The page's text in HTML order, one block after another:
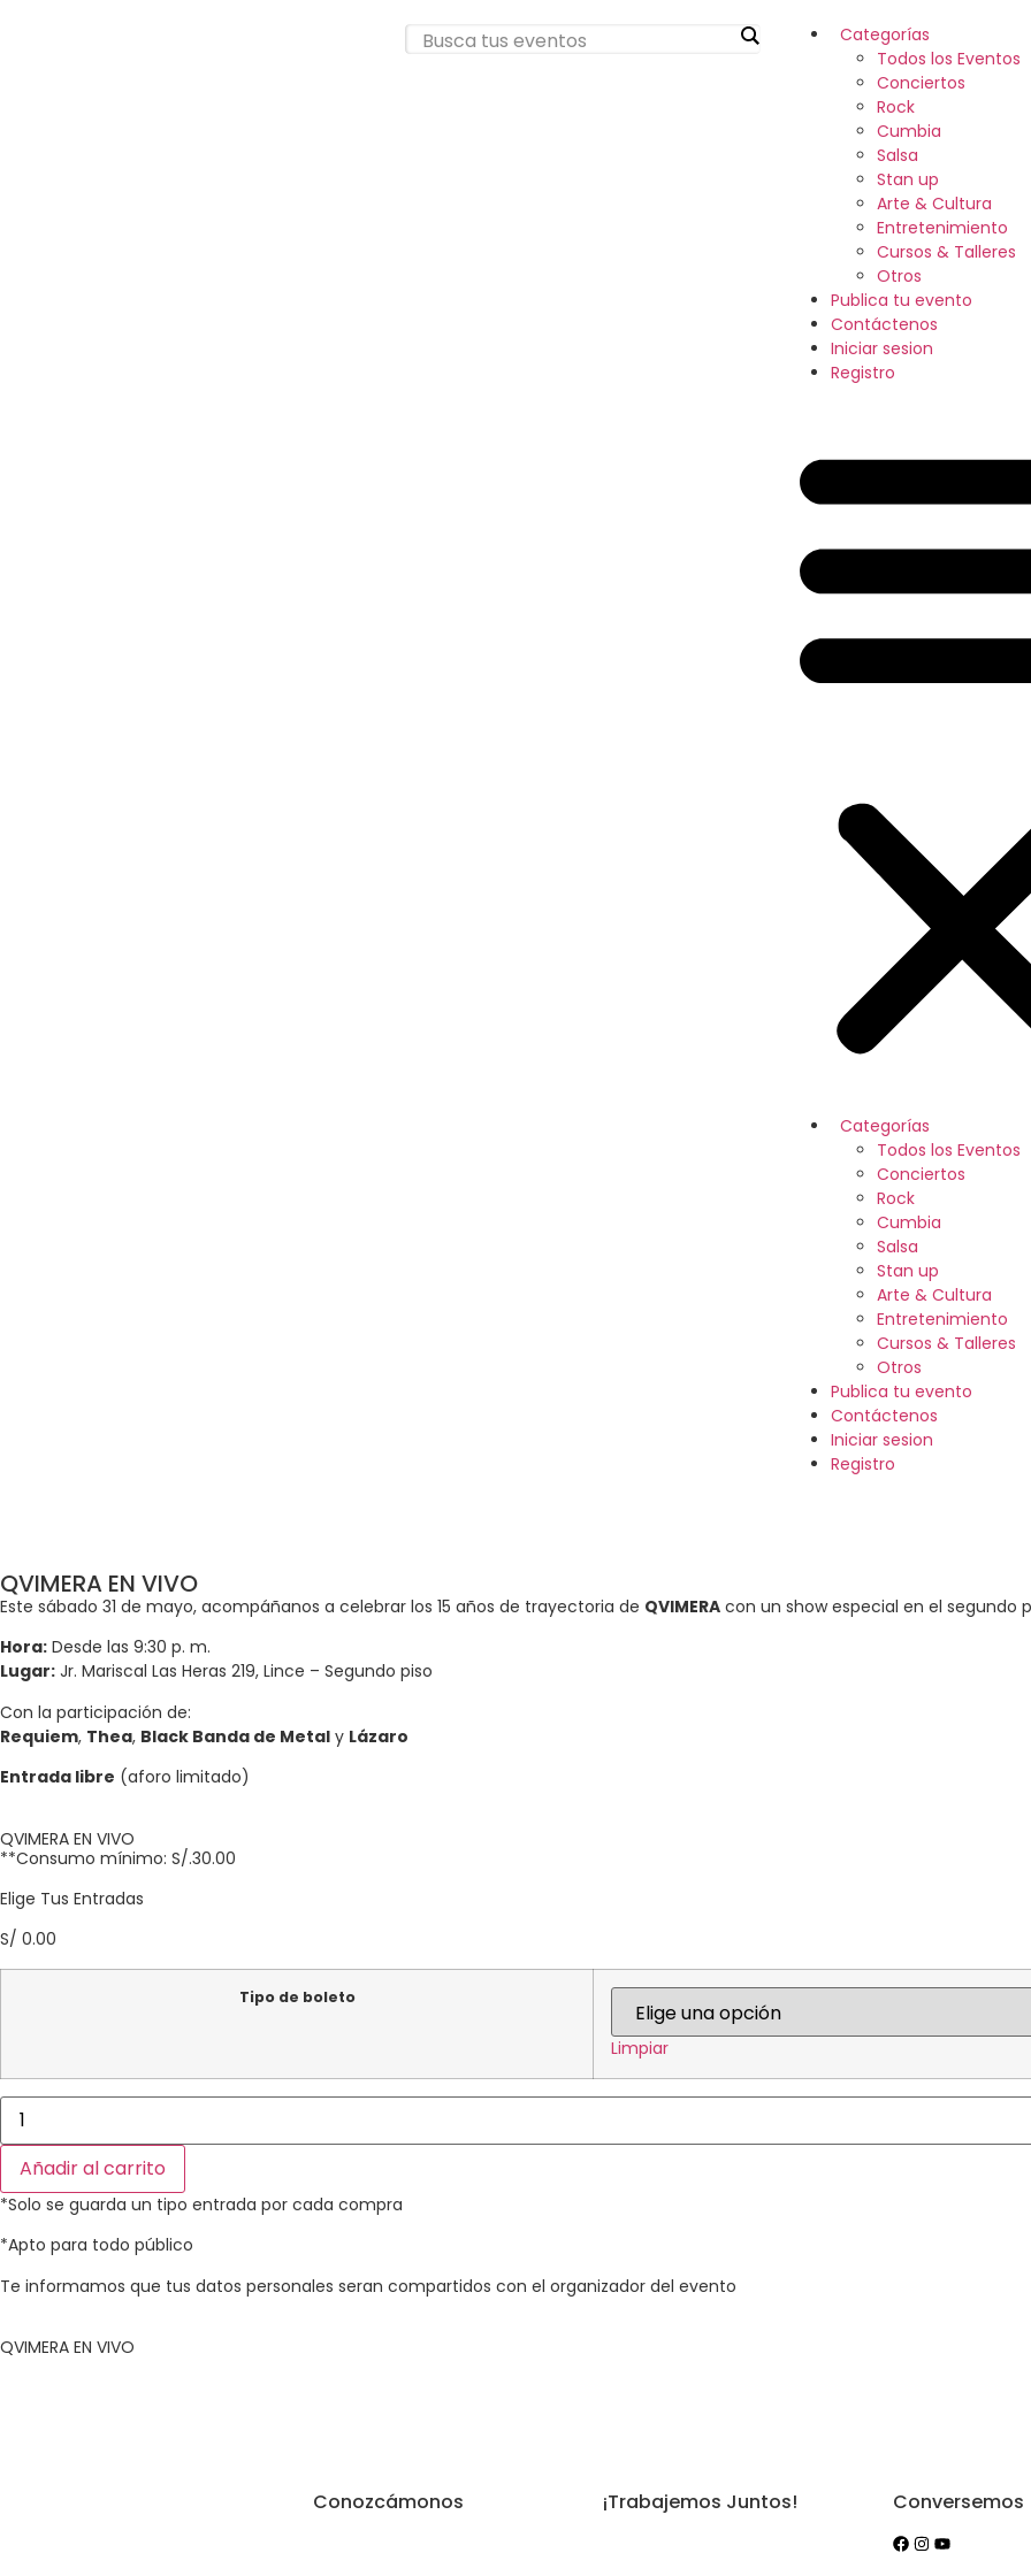
Categorías
Todos los Eventos
Conciertos
Rock
Cumbia
Salsa
Stan up
Arte & Cultura
Entretenimiento
Cursos & Talleres
Otros
Publica tu evento
Contáctenos
Iniciar sesion
Registro
Categorías
Todos los Eventos
Conciertos
Rock
Cumbia
Salsa
Stan up
Arte & Cultura
Entretenimiento
Cursos & Talleres
Otros
Publica tu evento
Contáctenos
Iniciar sesion
Registro
QVIMERA EN VIVO
Este sábado 31 de mayo, acompáñanos a celebrar los 15 años de trayectoria de QVIMERA con un show especial en el segundo
Hora: Desde las 9:30 p. m.
Lugar: Jr. Mariscal Las Heras 219, Lince – Segundo piso
Con la participación de:
Requiem, Thea, Black Banda de Metal y Lázaro
Entrada libre (aforo limitado)
QVIMERA EN VIVO
**Consumo mínimo: S/.30.00
Elige Tus Entradas
S/ 0.00
Tipo de boleto
Limpiar
Añadir al carrito
*Solo se guarda un tipo entrada por cada compra​
*Apto para todo público​
Te informamos que tus datos personales seran compartidos con el organizador del evento
QVIMERA EN VIVO
Conozcámonos ¡Trabajemos Juntos! Conversemos